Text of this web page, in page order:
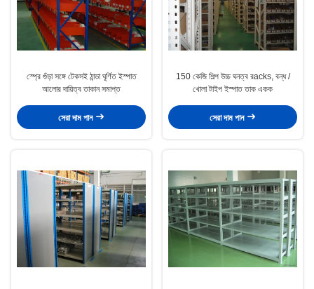
স্প্রে গুঁড়া সঙ্গে টেকসই ঠান্ডা ঘূর্ণিত ইস্পাত
আলোর দায়িত্ব তাকান সমাপ্ত
সেরা দাম পান
150 কেজি শিল্প উচ্চ ঘনত্ব রacks, বন্ধ /
খোলা টাইপ ইস্পাত তাক একক
সেরা দাম পান